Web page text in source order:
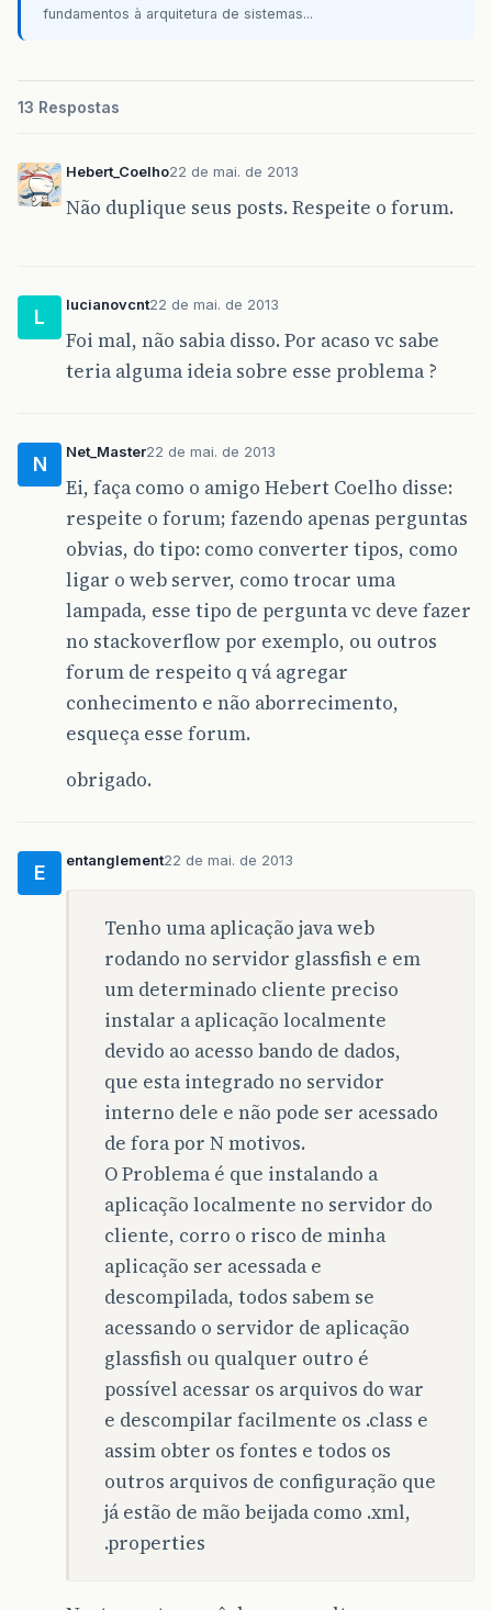
fundamentos à arquitetura de sistemas...
13 Respostas
Hebert_Coelho22 de mai. de 2013
Não duplique seus posts. Respeite o forum.
L
lucianovcnt22 de mai. de 2013
Foi mal, não sabia disso. Por acaso vc sabe
teria alguma ideia sobre esse problema ?
N
Net_Master22 de mai. de 2013
Ei, faça como o amigo Hebert Coelho disse:
respeite o forum; fazendo apenas perguntas
obvias, do tipo: como converter tipos, como
ligar o web server, como trocar uma
lampada, esse tipo de pergunta vc deve fazer
no stackoverflow por exemplo, ou outros
forum de respeito q vá agregar
conhecimento e não aborrecimento,
esqueça esse forum.
obrigado.
E
entanglement22 de mai. de 2013
Tenho uma aplicação java web
rodando no servidor glassfish e em
um determinado cliente preciso
instalar a aplicação localmente
devido ao acesso bando de dados,
que esta integrado no servidor
interno dele e não pode ser acessado
de fora por N motivos.
O Problema é que instalando a
aplicação localmente no servidor do
cliente, corro o risco de minha
aplicação ser acessada e
descompilada, todos sabem se
acessando o servidor de aplicação
glassfish ou qualquer outro é
possível acessar os arquivos do war
e descompilar facilmente os .class e
assim obter os fontes e todos os
outros arquivos de configuração que
já estão de mão beijada como .xml,
.properties